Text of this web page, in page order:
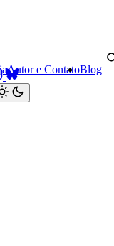
Autor e ContatoBlog